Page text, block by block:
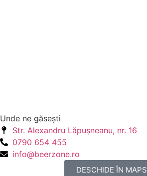
Unde ne găseşti
Str. Alexandru Lăpuşneanu, nr. 16
0790 654 455
info@beerzone.ro
DESCHIDE ÎN MAPS